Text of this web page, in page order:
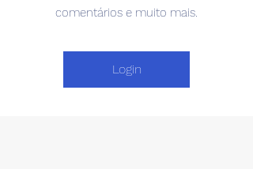
comentários e muito mais.
Login